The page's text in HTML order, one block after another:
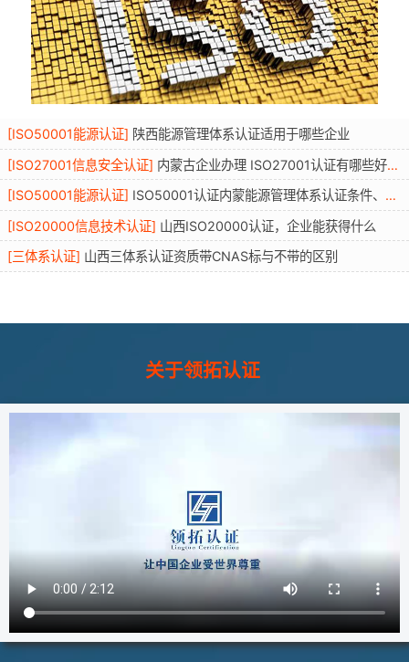
[ISO50001能源认证] 陕西能源管理体系认证适用于哪些企业
[ISO27001信息安全认证] 内蒙古企业办理 ISO27001认证有哪些好处？条件资料流程年审全解读
[ISO50001能源认证] ISO50001认证内蒙能源管理体系认证条件、适用行业、流程与优势
[ISO20000信息技术认证] 山西ISO20000认证，企业能获得什么
[三体系认证] 山西三体系认证资质带CNAS标与不带的区别
关于领拓认证